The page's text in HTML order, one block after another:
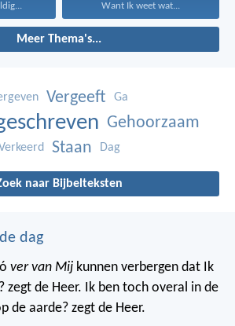
Want Ik weet wat...
Meer Thema's...
Vergeeft Ga
Gehoorzaam
Staan Dag
naar Bijbelteksten
dag
ver van Mij kunnen verbergen dat Ik
zegt de Heer. Ik ben toch overal in de
de aarde? zegt de Heer.